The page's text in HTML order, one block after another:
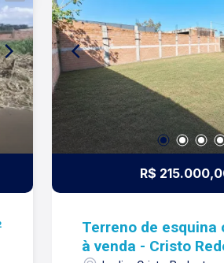
R$
Terreno de esquina
à venda - Cristo